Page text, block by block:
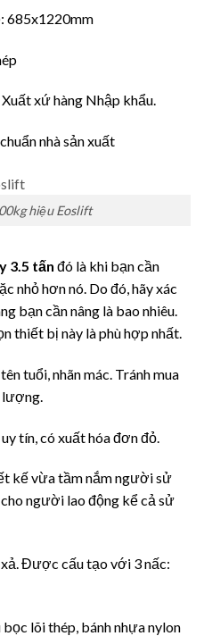
685x1220mm
Xuất xứ hàng Nhập khẩu.
nhà sản xuất
hiệu Eoslift
3.5 tấn đó là khi bạn cần
nhỏ hơn nó. Do đó, hãy xác
bạn cần nâng là bao nhiêu.
thiết bị này là phù hợp nhất.
tuổi, nhãn mác. Tránh mua
lượng.
tín, có xuất hóa đơn đỏ.
kế vừa tầm nắm người sử
người lao động kể cả sử
Được cấu tạo với 3 nấc:
lõi thép, bánh nhựa nylon